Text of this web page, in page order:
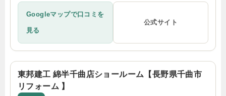
Googleマップで口コミを
見る
公式サイト
東邦建工 綿半千曲店ショールーム【長野県千曲市
リフォーム 】